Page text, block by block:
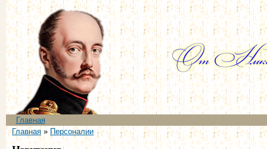
Главное меню
Главная
Вы здесь
Главная» Персоналии